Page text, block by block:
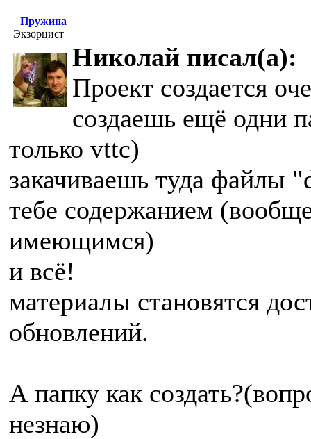
Пружина
Экзорцист
Николай писал(а):
Проект создается
создаешь ещё одни
только vttc)
закачиваешь туда
тебе содержанием
имеющимся)
и всё!
материалы становятся
обновлений.
А папку как
незнаю)